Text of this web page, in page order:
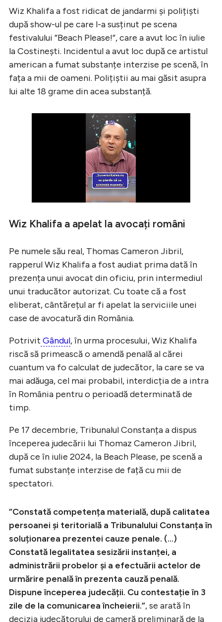
Wiz Khalifa a fost ridicat de jandarmi și polițiști
după show-ul pe care l-a susținut pe scena
festivalului ”Beach Please!”, care a avut loc în iulie
la Costinești. Incidentul a avut loc după ce artistul
american a fumat substanțe interzise pe scenă, în
fața a mii de oameni. Polițiștii au mai găsit asupra
lui alte 18 grame din acea substanță.
Wiz Khalifa a apelat la avocați români
Pe numele său real, Thomas Cameron Jibril,
rapperul Wiz Khalifa a fost audiat prima dată în
prezența unui avocat din oficiu, prin intermediul
unui traducător autorizat. Cu toate că a fost
eliberat, cântărețul ar fi apelat la serviciile unei
case de avocatură din România.
Potrivit Gândul, în urma procesului, Wiz Khalifa
riscă să primească o amendă penală al cărei
cuantum va fo calculat de judecător, la care se va
mai adăuga, cel mai probabil, interdicția de a intra
în România pentru o perioadă determinată de
timp.
Pe 17 decembrie, Tribunalul Constanța a dispus
începerea judecării lui Thomaz Cameron Jibril,
după ce în iulie 2024, la Beach Please, pe scenă a
fumat substanțe interzise de față cu mii de
spectatori.
”Constată competența materială, după calitatea
persoanei şi teritorială a Tribunalului Constanța în
soluționarea prezentei cauze penale. (…)
Constată legalitatea sesizării instanței, a
administrării probelor și a efectuării actelor de
urmărire penală în prezenta cauză penală.
Dispune începerea judecății. Cu contestație în 3
zile de la comunicarea încheierii.”, se arată în
decizia judecătorului de cameră preliminară de la